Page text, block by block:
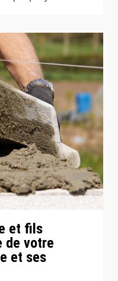
et fils
de votre
et ses